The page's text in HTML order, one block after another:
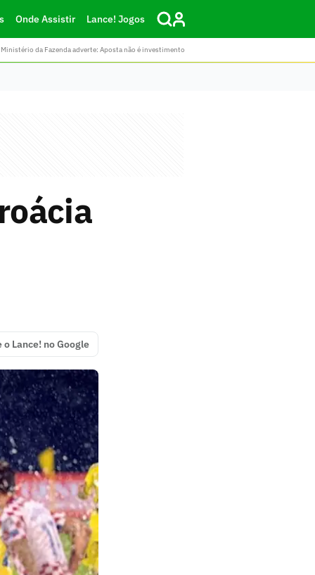
Onde Assistir Lance! Jogos
da Fazenda adverte: Aposta não é investimento
o Lance! no Google